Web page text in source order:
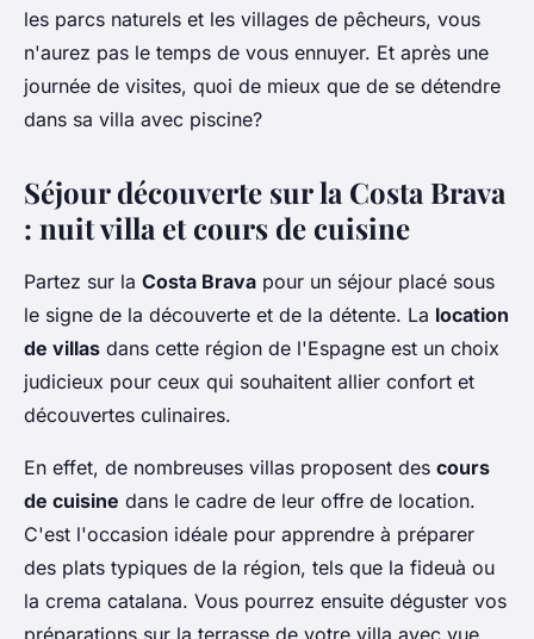
les parcs naturels et les villages de pêcheurs, vous
n'aurez pas le temps de vous ennuyer. Et après une
journée de visites, quoi de mieux que de se détendre
dans sa villa avec piscine?
Séjour découverte sur la Costa Brava
: nuit villa et cours de cuisine
Partez sur la Costa Brava pour un séjour placé sous
le signe de la découverte et de la détente. La location
de villas dans cette région de l'Espagne est un choix
judicieux pour ceux qui souhaitent allier confort et
découvertes culinaires.
En effet, de nombreuses villas proposent des cours
de cuisine dans le cadre de leur offre de location.
C'est l'occasion idéale pour apprendre à préparer
des plats typiques de la région, tels que la fideuà ou
la crema catalana. Vous pourrez ensuite déguster vos